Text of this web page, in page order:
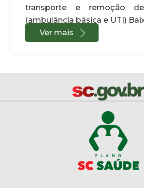
transporte e remoção
(ambulância básica e UTI)
Ver mais